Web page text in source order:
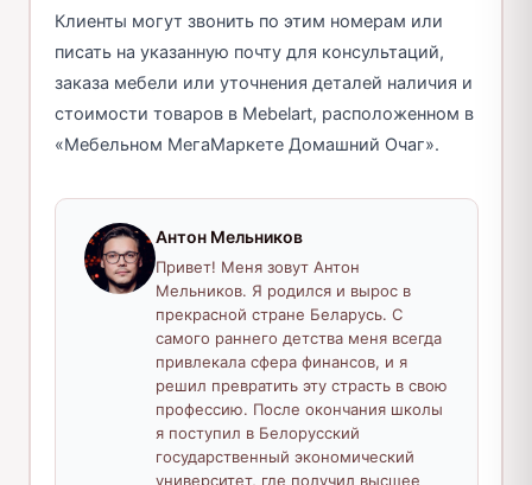
Клиенты могут звонить по этим номерам или
писать на указанную почту для консультаций,
заказа мебели или уточнения деталей наличия и
стоимости товаров в Mebelart, расположенном в
«Мебельном МегаМаркете Домашний Очаг».
Антон Мельников
Привет! Меня зовут Антон
Мельников. Я родился и вырос в
прекрасной стране Беларусь. С
самого раннего детства меня всегда
привлекала сфера финансов, и я
решил превратить эту страсть в свою
профессию. После окончания школы
я поступил в Белорусский
государственный экономический
университет, где получил высшее